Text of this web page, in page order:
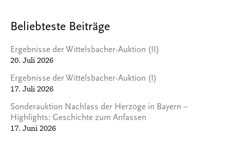
Beliebteste Beiträge
Ergebnisse der Wittelsbacher-Auktion (II)
20. Juli 2026
Ergebnisse der Wittelsbacher-Auktion (I)
17. Juli 2026
Sonderauktion Nachlass der Herzöge in Bayern –
Highlights: Geschichte zum Anfassen
17. Juni 2026